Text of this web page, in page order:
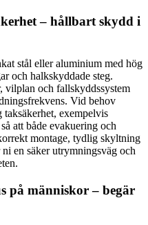
– hållbart skydd i
stål eller aluminium med hög
och halkskyddade steg.
vilplan och fallskyddssystem
Vid behov
exempelvis
att både evakuering och
montage, tydlig skyltning
en säker utrymningsväg och
på människor – begär